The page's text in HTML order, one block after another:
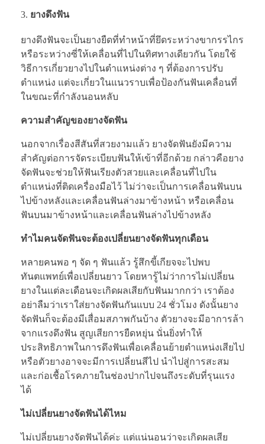
ยางดึงฟัน
ยางดึงฟันจะเป็นยางยืดที่ทำหน้าที่ยึดระหว่างขากรรไกร
หรือระหว่างซี่ให้เคลื่อนที่ไปในทิศทางเดียวกัน โดยใช้
วิธีการเกี่ยวยางไปในตำแหน่งต่าง ๆ ที่ต้องการปรับ
ตำแหน่ง แต่จะเกี่ยวในแนวราบเพื่อป้องกันฟันเคลื่อนที่
ในขณะที่กำลังนอนหลับ
ความสำคัญของยางจัดฟัน
นอกจากเรื่องสีสันที่สวยงามแล้ว ยางจัดฟันยังมีความ
สำคัญต่อการจัดระเบียบฟันให้เข้าที่อีกด้วย กล่าวคือยาง
จัดฟันจะช่วยให้ฟันเรียงตัวสวยและเคลื่อนที่ไปใน
ตำแหน่งที่ติดเครื่องมือไว้ ไม่ว่าจะเป็นการเคลื่อนฟันบน
ไปข้างหลังและเคลื่อนฟันล่างมาข้างหน้า หรือเคลื่อน
ฟันบนมาข้างหน้าและเคลื่อนฟันล่างไปข้างหลัง
ทำไมคนจัดฟันจะต้องเปลี่ยนยางจัดฟันทุกเดือน
หลายคนพอ ๆ จัด ๆ ฟันแล้ว รู้สึกขี้เกียจจะไปพบ
ทันตแพทย์เพื่อเปลี่ยนยาว โดยหารู้ไม่ว่าการไม่เปลี่ยน
ยางในแต่ละเดือนจะเกิดผลเสียกับฟันมากกว่า เราต้อง
อย่าลืมว่าเราใส่ยางจัดฟันกันแบบ 24 ชั่วโมง ดังนั้นยาง
จัดฟันก็จะต้องมีเสื่อมสภาพกันบ้าง ตัวยางจะมีอาการล้า
จากแรงดึงฟัน สูญเสียการยืดหยุ่น นั่นยิ่งทำให้
ประสิทธิภาพในการดึงฟันเพื่อเคลื่อนย้ายตำแหน่งเสียไป
หรือตัวยางอาจจะมีการเปลี่ยนสีไป นำไปสู่การสะสม
และก่อเชื้อโรคภายในช่องปากไปจนถึงระดับที่รุนแรง
ได้
ไม่เปลี่ยนยางจัดฟันได้ไหม
ไม่เปลี่ยนยางจัดฟันได้ค่ะ แต่แน่นอนว่าจะเกิดผลเสีย